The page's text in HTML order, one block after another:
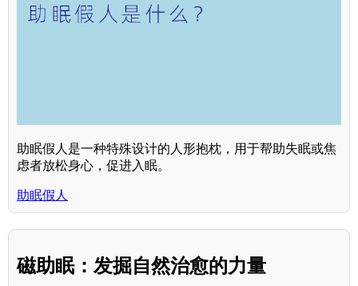
助眠假人是一种特殊设计的人形抱枕，用于帮助失眠或焦
虑者放松身心，促进入眠。
助眠假人
磁助眠：发掘自然治愈的力量